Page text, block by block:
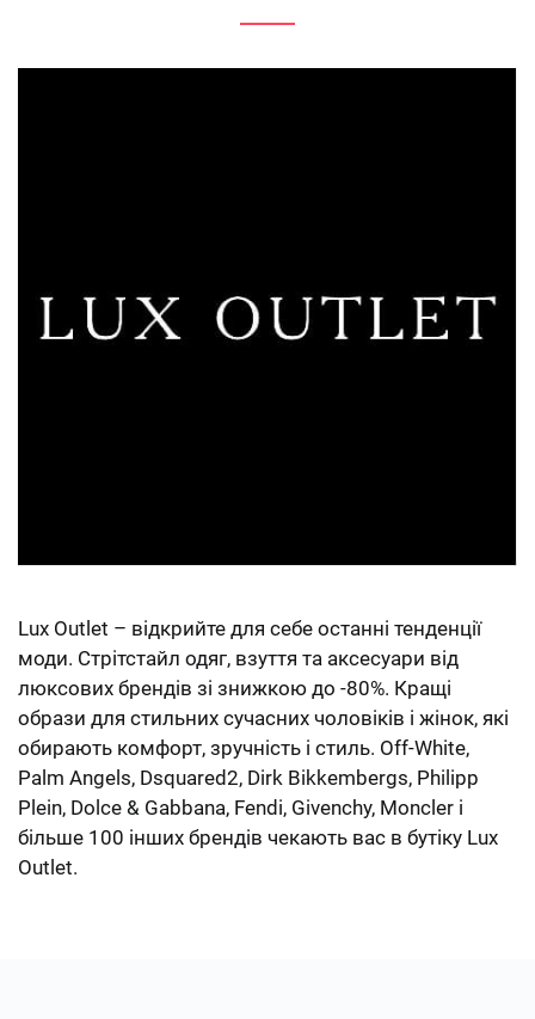
Lux Outlet – відкрийте для себе останні тенденції
моди. Стрітстайл одяг, взуття та аксесуари від
люксових брендів зі знижкою до -80%. Кращі
образи для стильних сучасних чоловіків і жінок, які
обирають комфорт, зручність і стиль. Off-White,
Palm Angels, Dsquared2, Dirk Bikkembergs, Philipp
Plein, Dolce & Gabbana, Fendi, Givenchy, Moncler і
більше 100 інших брендів чекають вас в бутіку Lux
Outlet.